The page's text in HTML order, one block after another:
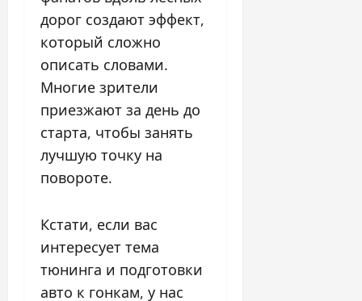
дорог создают эффект,
который сложно
описать словами.
Многие зрители
приезжают за день до
старта, чтобы занять
лучшую точку на
повороте.
Кстати, если вас
интересует тема
тюнинга и подготовки
авто к гонкам, у нас